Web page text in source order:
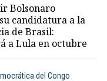
Bolsonaro
candidatura a la
de Brasil:
a Lula en octubre
del Congo